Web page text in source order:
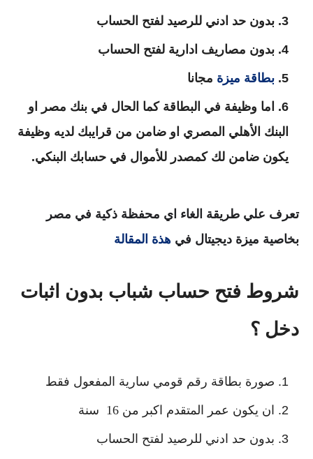
بدون حد ادني للرصيد لفتح الحساب
بدون مصاريف ادارية لفتح الحساب
بطاقة ميزة مجانا
اما وظيفة في البطاقة كما الحال في بنك مصر او
البنك الأهلي المصري او ضامن من قرايبك لديه وظيفة
يكون ضامن لك كمصدر للأموال في حسابك البنكي.
تعرف علي طريقة الغاء اي محفظة ذكية في مصر
بخاصية ميزة ديجيتال في هذة المقالة
شروط فتح حساب شباب بدون اثبات
دخل ؟
صورة بطاقة رقم قومي سارية المفعول فقط
ان يكون عمر المتقدم اكبر من 16 سنة
بدون حد ادني للرصيد لفتح الحساب